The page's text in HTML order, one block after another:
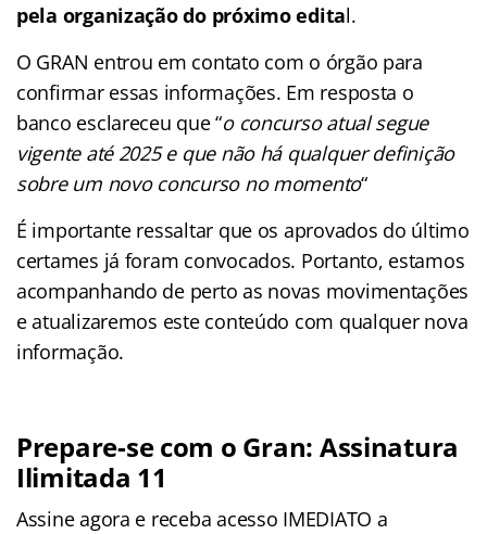
pela organização do próximo edital.
O GRAN entrou em contato com o órgão para
confirmar essas informações. Em resposta o
banco esclareceu que “o concurso atual segue
vigente até 2025 e que não há qualquer definição
sobre um novo concurso no momento“
É importante ressaltar que os aprovados do último
certames já foram convocados. Portanto, estamos
acompanhando de perto as novas movimentações
e atualizaremos este conteúdo com qualquer nova
informação.
Prepare-se com o Gran: Assinatura
Ilimitada 11
Assine agora e receba acesso IMEDIATO a